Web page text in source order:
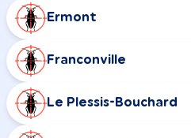
Ermont
Franconville
Le Plessis-Bouchard